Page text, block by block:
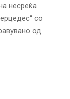
несреќа
со
од